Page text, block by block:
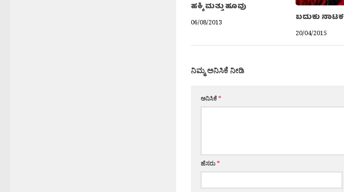
ಹಕ್ಕಿ ಮತ್ತು ಹೂವು
06/08/2013 ಬದುಕು ನಾಟಕ
20/04/2015
ನಿಮ್ಮ ಅನಿಸಿಕೆ ನೀಡಿ
ಅನಿಸಿಕೆ*
ಹೆಸರು*